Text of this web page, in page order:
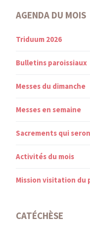
AGENDA DU MOIS
Triduum 2026
Bulletins paroissiaux
Messes du dimanche
Messes en semaine
Sacrements qui
Activités du mois
Mission visitation du
CATÉCHÈSE